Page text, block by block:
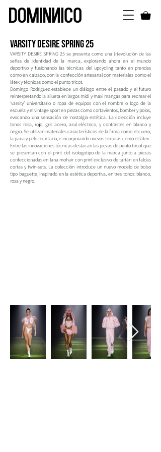
VARSITY DESIRE SPRING 25
VARSITY DESIRE SPRING 25 se presenta como una (r)evolución de las
señas de identidad de la marca, explorando ahora en el mundo
deportivo y fusionando las técnicas del upcycling tanto en prendas
como en calzado, con la confección artesanal con materiales como el
látex y técnicas como el punto tricot.
Domingo Rodríguez establece un diálogo entre el pasado y el futuro
reinterpretando la silueta en largos midi y maxi mangas para recrear el
‘varsity’ universitario o ropa de equipos con el nombre o logo de la
escuela y el vintage sport en piezas como cortavientos, bomber y polos,
evocando una sensación de nostalgia estética. La colección incluye
tonos rosa, rojo, gris acero, azul eléctrico, y contrastes en blanco y
negro. Se utilizan materiales característicos de la firma como el cuero,
la pana y pelo reciclado, e incorporando nuevas texturas como el látex.
Entre las innovaciones técnicas destacan las piezas de punto tricot que
se presentan con el print del isologotipo de la marca junto a piezas
confeccionadas en lana mohair con print exclusivo de tartán en faldas
cortas y twin-sets. La colección introduce un nuevo modelo de bolso
tipo baguette, inspirado en la estética deportiva, en tres tonos: blanco,
rosa y negro.